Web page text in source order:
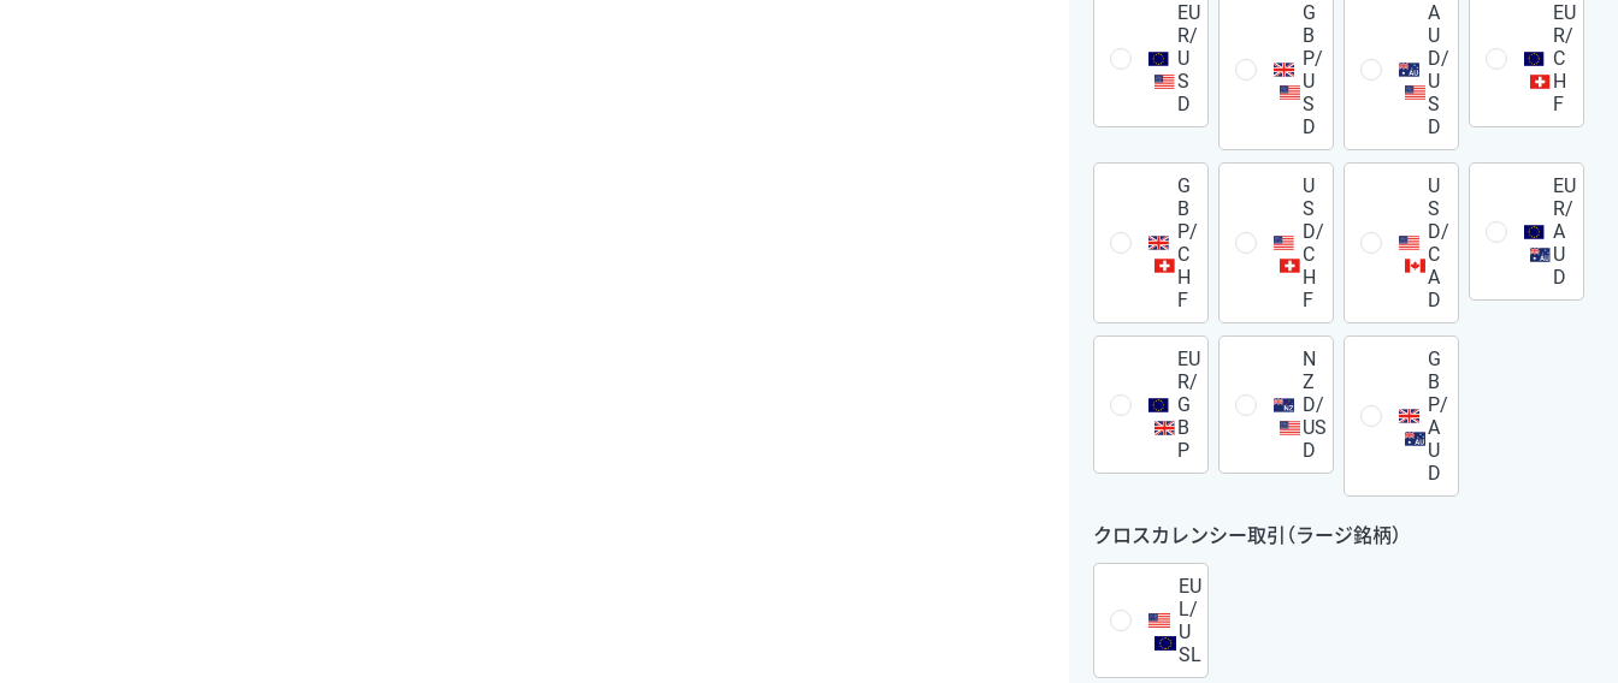
EU
R/
U
S
D
G
B
P/
U
S
D
A
U
D/
U
S
D
EU
R/
C
H
F
G
B
P/
C
H
F
U
S
D/
C
H
F
U
S
D/
C
A
D
EU
R/
A
U
D
EU
R/
G
B
P
N
Z
D/
US
D
G
B
P/
A
U
D
クロスカレンシー取引（ラージ銘柄）
EU
L/
U
SL